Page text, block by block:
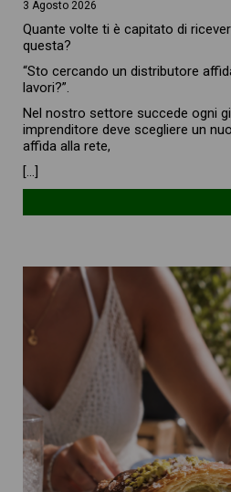
3 Agosto 2026
Quante volte ti è capitato di
questa?
“Sto cercando un distributore
lavori?”.
Nel nostro settore succede ogni
imprenditore deve scegliere un
affida alla rete,
[…]